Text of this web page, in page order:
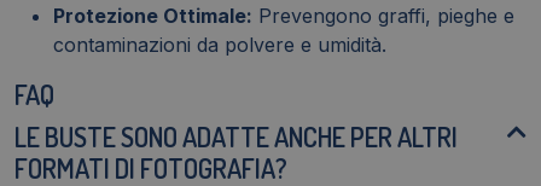
Protezione Ottimale: Prevengono graffi, pieghe e
contaminazioni da polvere e umidità.
FAQ
LE BUSTE SONO ADATTE ANCHE PER ALTRI
FORMATI DI FOTOGRAFIA?